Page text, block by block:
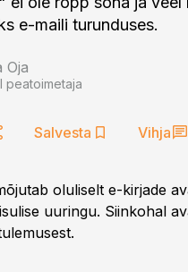
e-maili turunduses.
Oja
peatoimetaja
Salvesta Vihja
oluliselt e-kirjade
uuringu. Siinkohal